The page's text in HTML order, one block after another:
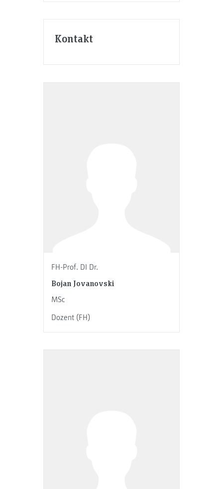
Kontakt
FH-Prof. DI Dr.
Bojan Jovanovski
MSc
Dozent (FH)